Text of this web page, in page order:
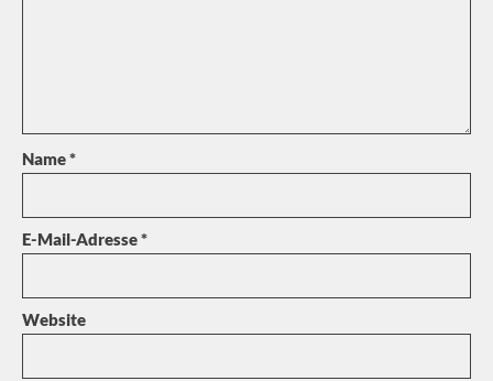
Name*
E-Mail-Adresse*
Website